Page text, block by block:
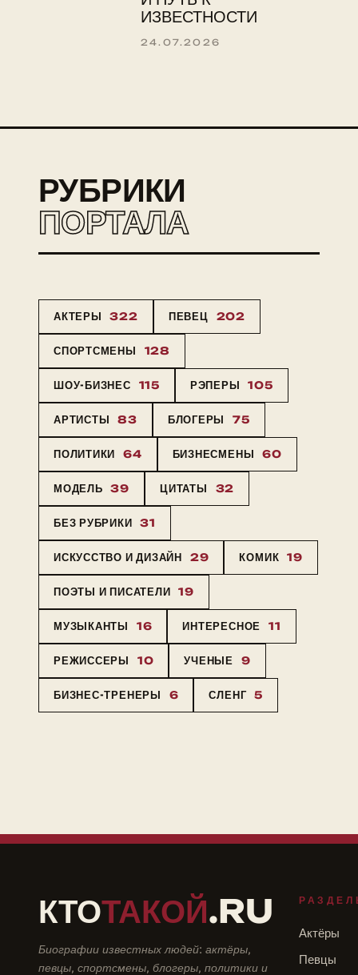
ИЗВЕСТНОСТИ
24.07.2026
РУБРИКИ
ПОРТАЛА
АКТЕРЫ 322 ПЕВЕЦ 202
СПОРТСМЕНЫ 128
ШОУ-БИЗНЕС 115 РЭПЕРЫ 105
АРТИСТЫ 83 БЛОГЕРЫ 75
ПОЛИТИКИ 64 БИЗНЕСМЕНЫ 60
МОДЕЛЬ 39 ЦИТАТЫ 32
БЕЗ РУБРИКИ 31
ИСКУССТВО И ДИЗАЙН 29 КОМИК 19
ПОЭТЫ И ПИСАТЕЛИ 19
МУЗЫКАНТЫ 16 ИНТЕРЕСНОЕ 11
РЕЖИССЕРЫ 10 УЧЕНЫЕ 9
БИЗНЕС-ТРЕНЕРЫ 6 СЛЕНГ 5
КТОТАКОЙ.RU
Биографии известных людей: актёры,
певцы, спортсмены, блогеры, политики и
Актёры
Певцы